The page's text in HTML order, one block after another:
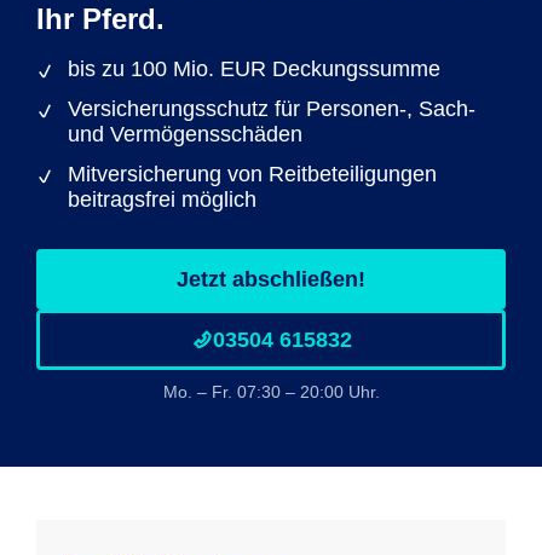
Ihr Pferd.
bis zu 100 Mio. EUR Deckungssumme
Versicherungsschutz für Personen-, Sach-
und Vermögensschäden
Mitversicherung von Reitbeteiligungen
beitragsfrei möglich
Jetzt abschließen!
03504 615832
Mo. – Fr. 07:30 – 20:00 Uhr.